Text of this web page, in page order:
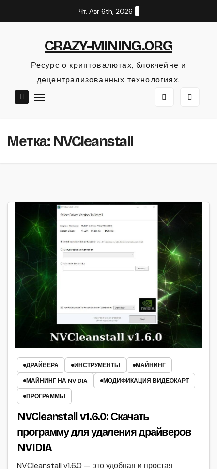
к
Чт. Авг 6th, 2026
CRAZY-MINING.ORG
Ресурс о криптовалютах, блокчейне и
децентрализованных технологиях.
Метка:NVCleanstall
ДРАЙВЕРА ИНСТРУМЕНТЫ
МАЙНИНГ
МАЙНИНГ НА NVIDIA
МОДИФИКАЦИЯ ВИДЕОКАРТ
ПРОГРАММЫ
NVCleanstall v1.6.0: Скачать
программу для удаления драйверов
NVIDIA
NVCleanstall v1.6.0 — это удобная и простая